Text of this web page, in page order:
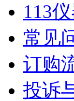
113
常见
订购
投诉